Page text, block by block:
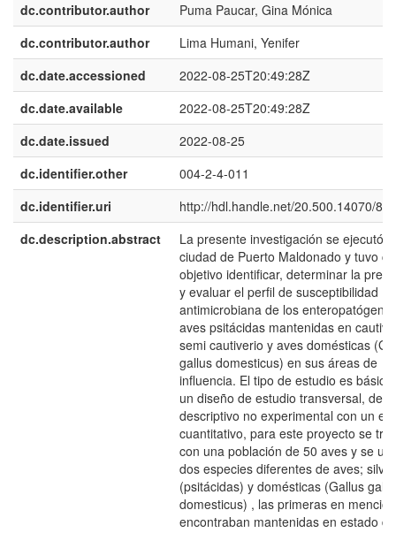
dc.contributor.author
Puma Paucar, Gina Mónica
dc.contributor.author
Lima Humani, Yenifer
dc.date.accessioned
2022-08-25T20:49:28Z
dc.date.available
2022-08-25T20:49:28Z
dc.date.issued
2022-08-25
dc.identifier.other
004-2-4-011
dc.identifier.uri
http://hdl.handle.net/20.500.14070/834
dc.description.abstract
La presente investigación se ejecutó
ciudad de Puerto Maldonado y tuvo
objetivo identificar, determinar la
y evaluar el perfil de susceptibilidad
antimicrobiana de los
aves psitácidas mantenidas en
semi cautiverio y aves domésticas
gallus domesticus) en sus áreas de
influencia. El tipo de estudio es básico
un diseño de estudio transversal, de
descriptivo no experimental con un
cuantitativo, para este proyecto se
con una población de 50 aves y se
dos especies diferentes de aves;
(psitácidas) y domésticas (Gallus
domesticus) , las primeras en
encontraban mantenidas en estado de